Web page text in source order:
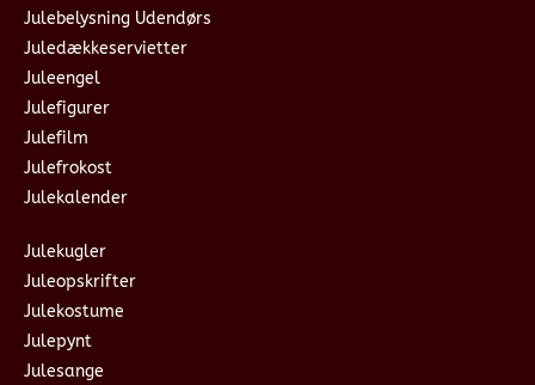
Julebelysning Udendørs
Juledækkeservietter
Juleengel
Julefigurer
Julefilm
Julefrokost
Julekalender
Julekugler
Juleopskrifter
Julekostume
Julepynt
Julesange